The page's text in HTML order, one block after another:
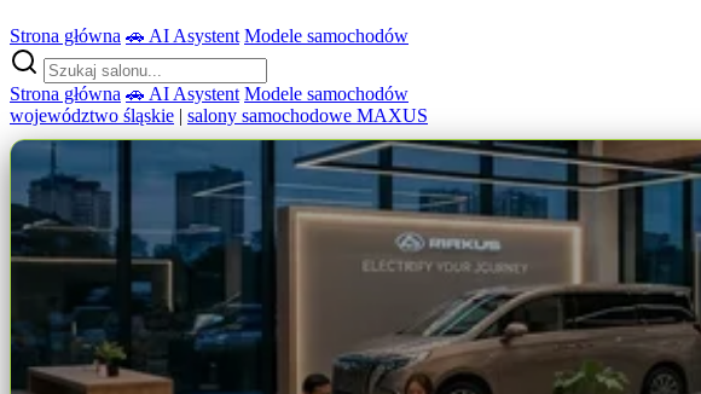
Strona główna 🚗 AI Asystent Modele samochodów
Strona główna 🚗 AI Asystent Modele samochodów
województwo śląskie | salony samochodowe MAXUS